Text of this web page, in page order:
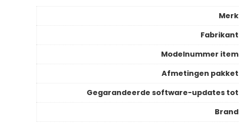
Merk
Fabrikant
Modelnummer item
Afmetingen pakket
Gegarandeerde software-updates tot
Brand